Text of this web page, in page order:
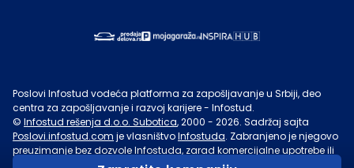
Poslovi Infostud vodeća platforma za zapošljavanje u Srbiji, deo
centra za zapošljavanje i razvoj karijere - Infostud.
© Infostud rešenja d.o.o. Subotica, 2000 - 2026. Sadržaj sajta
Poslovi.infostud.com je vlasništvoInfostuda. Zabranjeno je njegovo
preuzimanje bez dozvoleInfostuda, zarad komercijalne upotrebe ili
u druge svrhe, osim za lične potrebe posetilaca sajta.